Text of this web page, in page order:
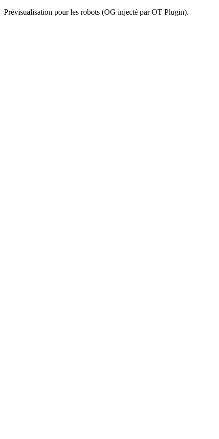
Prévisualisation pour les robots (OG injecté par OT Plugin).